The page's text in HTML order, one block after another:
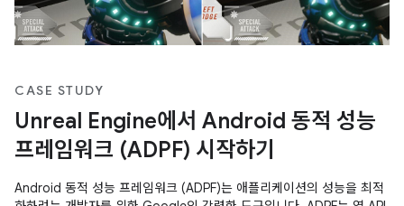
CASE STUDY
Unreal Engine에서 Android 동적 성능
프레임워크 (ADPF) 시작하기
Android 동적 성능 프레임워크 (ADPF)는 애플리케이션의 성능을 최적